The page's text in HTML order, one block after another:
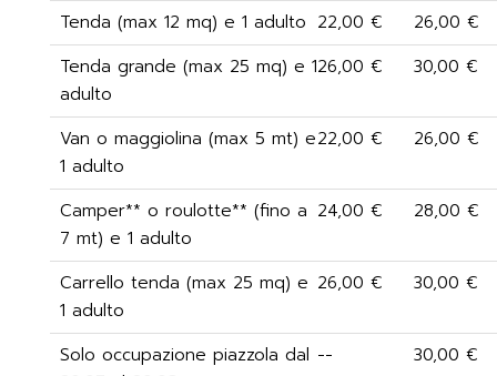
Tenda (max 12 mq) e 1 adulto 22,00 €
26,00 €
Tenda grande (max 25 mq) e 1
adulto
26,00 € 30,00 €
Van o maggiolina (max 5 mt) e
1 adulto
22,00 € 26,00 €
Camper** o roulotte** (fino a
7 mt) e 1 adulto
24,00 € 28,00 €
Carrello tenda (max 25 mq) e
1 adulto
26,00 € 30,00 €
Solo occupazione piazzola dal -- 30,00 €